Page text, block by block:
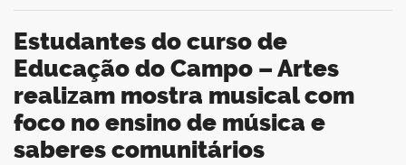
Estudantes do curso de
Educação do Campo – Artes
realizam mostra musical com
foco no ensino de música e
saberes comunitários